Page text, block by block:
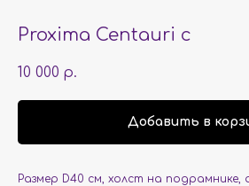
Proxima Centauri c
10 000 р.
Добавить в
Размер D40 см, холст на подрамнике,